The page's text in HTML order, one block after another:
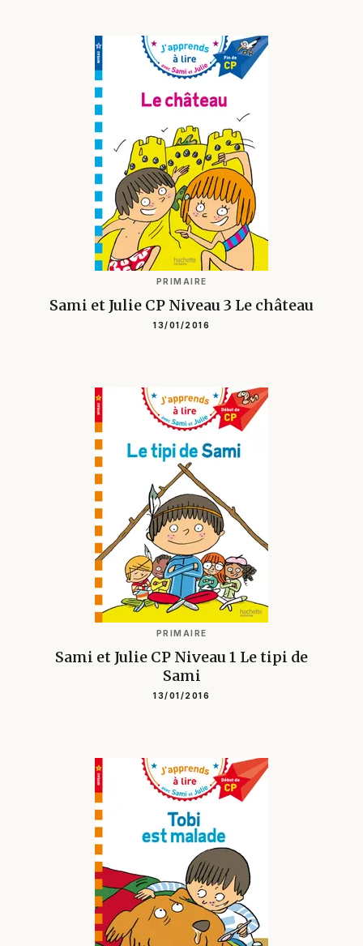
PRIMAIRE
Sami et Julie CP Niveau 3 Le château
13/01/2016
PRIMAIRE
Sami et Julie CP Niveau 1 Le tipi de
Sami
13/01/2016